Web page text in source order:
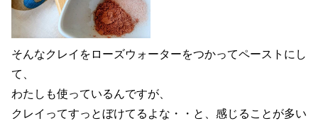
そんなクレイをローズウォーターをつかってペーストにし
て、
わたしも使っているんですが、
クレイってすっとぼけてるよな・・と、感じることが多い